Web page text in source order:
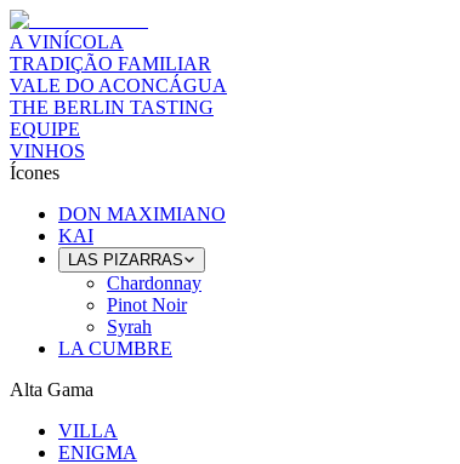
A VINÍCOLA
TRADIÇÃO FAMILIAR
VALE DO ACONCÁGUA
THE BERLIN TASTING
EQUIPE
VINHOS
Ícones
DON MAXIMIANO
KAI
LAS PIZARRAS
Chardonnay
Pinot Noir
Syrah
LA CUMBRE
Alta Gama
VILLA
ENIGMA